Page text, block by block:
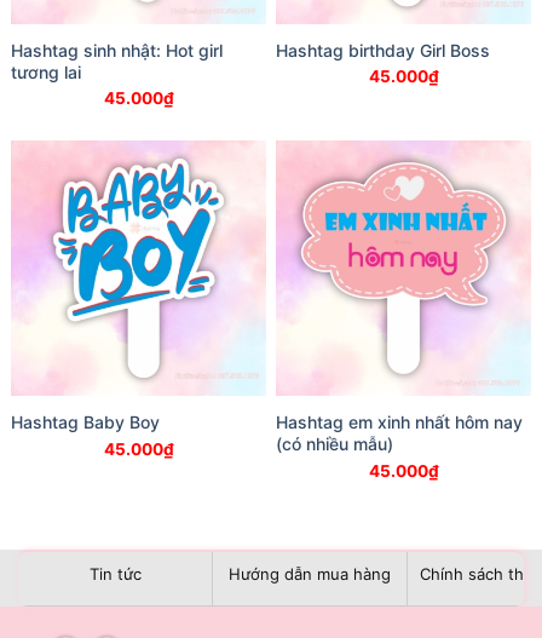
Hashtag sinh nhật: Hot girl
tương lai
45.000₫
Hashtag birthday Girl Boss
45.000₫
Hashtag Baby Boy
45.000₫
Hashtag em xinh nhất hôm nay
(có nhiều mẫu)
45.000₫
Tin tức Hướng dẫn mua hàng Chính sách